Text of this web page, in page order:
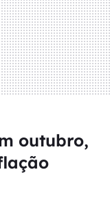
outubro,